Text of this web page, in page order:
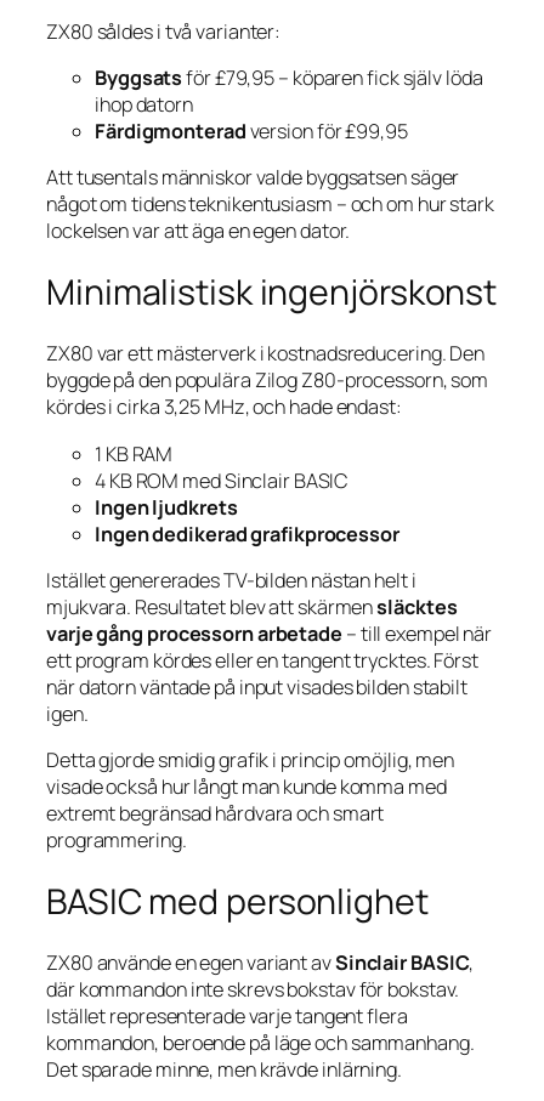
ZX80 såldes i två varianter:
Byggsatsför £79,95 – köparen fick själv löda
ihop datorn
Färdigmonteradversion för £99,95
Att tusentals människor valde byggsatsen säger
något om tidens teknikentusiasm – och om hur stark
lockelsen var att äga en egen dator.
Minimalistisk ingenjörskonst
ZX80 var ett mästerverk i kostnadsreducering. Den
byggde på den populära Zilog Z80-processorn, som
kördes i cirka 3,25 MHz, och hade endast:
1 KB RAM
4 KB ROM med Sinclair BASIC
Ingen ljudkrets
Ingen dedikerad grafikprocessor
Istället genererades TV-bilden nästan helt i
mjukvara. Resultatet blev att skärmensläcktes
varje gång processorn arbetade – till exempel när
ett program kördes eller en tangent trycktes. Först
när datorn väntade på input visades bilden stabilt
igen.
Detta gjorde smidig grafik i princip omöjlig, men
visade också hur långt man kunde komma med
extremt begränsad hårdvara och smart
programmering.
BASIC med personlighet
ZX80 använde en egen variant avSinclair BASIC,
där kommandon inte skrevs bokstav för bokstav.
Istället representerade varje tangent flera
kommandon, beroende på läge och sammanhang.
Det sparade minne, men krävde inlärning.